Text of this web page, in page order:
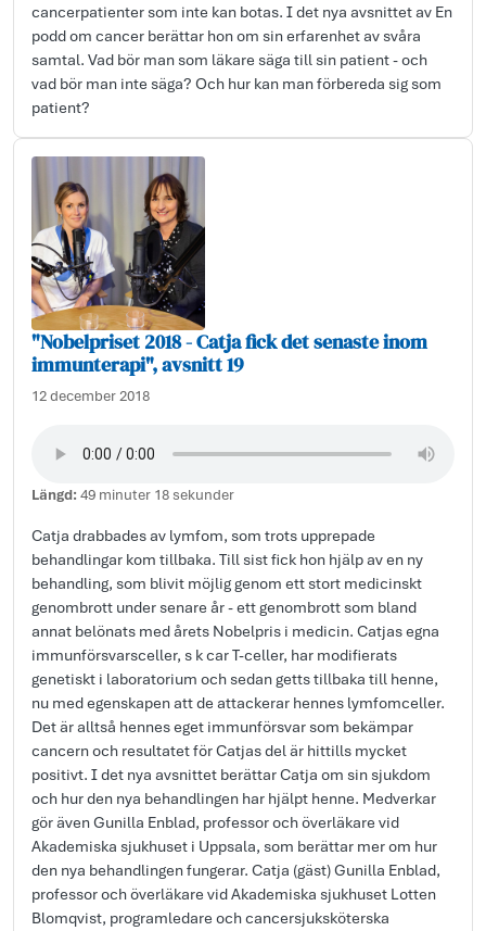
cancerpatienter som inte kan botas. I det nya avsnittet av En
podd om cancer berättar hon om sin erfarenhet av svåra
samtal. Vad bör man som läkare säga till sin patient - och
vad bör man inte säga? Och hur kan man förbereda sig som
patient?
"Nobelpriset 2018 - Catja fick det senaste inom
immunterapi", avsnitt 19
12 december 2018
Längd:49 minuter 18 sekunder
Catja drabbades av lymfom, som trots upprepade
behandlingar kom tillbaka. Till sist fick hon hjälp av en ny
behandling, som blivit möjlig genom ett stort medicinskt
genombrott under senare år - ett genombrott som bland
annat belönats med årets Nobelpris i medicin. Catjas egna
immunförsvarsceller, s k car T-celler, har modifierats
genetiskt i laboratorium och sedan getts tillbaka till henne,
nu med egenskapen att de attackerar hennes lymfomceller.
Det är alltså hennes eget immunförsvar som bekämpar
cancern och resultatet för Catjas del är hittills mycket
positivt. I det nya avsnittet berättar Catja om sin sjukdom
och hur den nya behandlingen har hjälpt henne. Medverkar
gör även Gunilla Enblad, professor och överläkare vid
Akademiska sjukhuset i Uppsala, som berättar mer om hur
den nya behandlingen fungerar. Catja (gäst) Gunilla Enblad,
professor och överläkare vid Akademiska sjukhuset Lotten
Blomqvist, programledare och cancersjuksköterska